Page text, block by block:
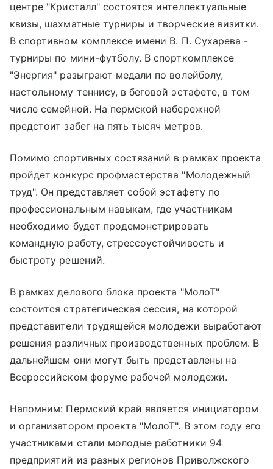
центре "Кристалл" состоятся интеллектуальные
квизы, шахматные турниры и творческие визитки.
В спортивном комплексе имени В. П. Сухарева -
турниры по мини-футболу. В спорткомплексе
"Энергия" разыграют медали по волейболу,
настольному теннису, в беговой эстафете, в том
числе семейной. На пермской набережной
предстоит забег на пять тысяч метров.
Помимо спортивных состязаний в рамках проекта
пройдет конкурс профмастерства "Молодежный
труд". Он представляет собой эстафету по
профессиональным навыкам, где участникам
необходимо будет продемонстрировать
командную работу, стрессоустойчивость и
быстроту решений.
В рамках делового блока проекта "МолоТ"
состоится стратегическая сессия, на которой
представители трудящейся молодежи выработают
решения различных производственных проблем. В
дальнейшем они могут быть представлены на
Всероссийском форуме рабочей молодежи.
Напомним: Пермский край является инициатором
и организатором проекта "МолоТ". В этом году его
участниками стали молодые работники 94
предприятий из разных регионов Приволжского